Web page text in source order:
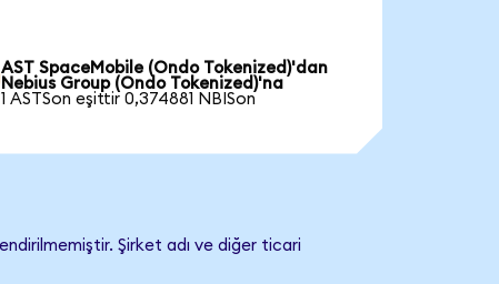
AST SpaceMobile (Ondo Tokenized)'dan
Nebius Group (Ondo Tokenized)'na
1 ASTSon eşittir 0,374881 NBISon
Şirket adı ve diğer ticari